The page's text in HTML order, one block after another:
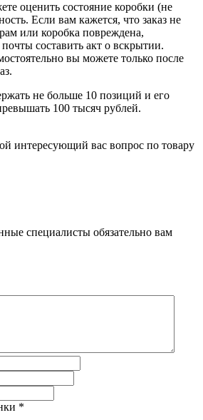
оценить состояние коробки (не
Если вам кажется, что заказ не
или коробка повреждена,
составить акт о вскрытии.
вы можете только после
не больше 10 позиций и его
100 тысяч рублей.
интересующий вас вопрос по товару
специалисты обязательно вам
*